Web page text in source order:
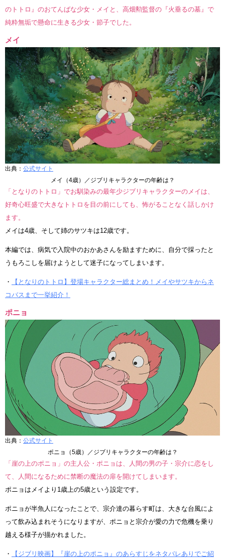
のトトロ』のおてんばな少女・メイと、高畑勲監督の『火垂るの墓』で
純粋無垢で懸命に生きる少女・節子でした。
メイ
出典： 公式サイト
メイ（4歳）／ジブリキャラクターの年齢は？
「となりのトトロ」でお馴染みの最年少ジブリキャラクターのメイは、
好奇心旺盛で大きなトトロを目の前にしても、怖がることなく話しかけ
ます。
メイは4歳、そして姉のサツキは12歳です。
本編では、病気で入院中のおかあさんを励ますために、自分で採ったと
うもろこしを届けようとして迷子になってしまいます。
・
【となりのトトロ】登場キャラクター総まとめ！メイやサツキからネ
コバスまで一挙紹介！
ポニョ
出典： 公式サイト
ポニョ（5歳）／ジブリキャラクターの年齢は？
「崖の上のポニョ」の主人公・ポニョは、人間の男の子・宗介に恋をし
て、人間になるために禁断の魔法の扉を開けてしまいます。
ポニョはメイより1歳上の5歳という設定です。
ポニョが半魚人になったことで、宗介達の暮らす町は、大きな台風によ
って飲み込まれそうになりますが、ポニョと宗介が愛の力で危機を乗り
越える様子が描かれました。
・
【ジブリ映画】『崖の上のポニョ』のあらすじをネタバレありでご紹